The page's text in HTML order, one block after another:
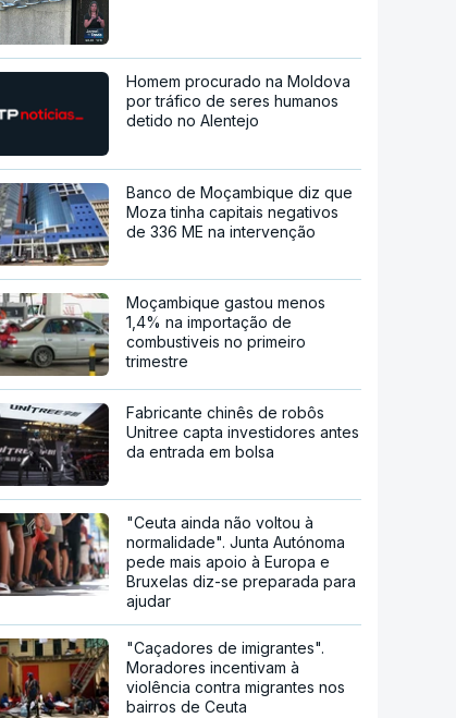
Homem procurado na Moldova
por tráfico de seres humanos
detido no Alentejo
Banco de Moçambique diz que
Moza tinha capitais negativos
de 336 ME na intervenção
Moçambique gastou menos
1,4% na importação de
combustiveis no primeiro
trimestre
Fabricante chinês de robôs
Unitree capta investidores antes
da entrada em bolsa
"Ceuta ainda não voltou à
normalidade". Junta Autónoma
pede mais apoio à Europa e
Bruxelas diz-se preparada para
ajudar
"Caçadores de imigrantes".
Moradores incentivam à
violência contra migrantes nos
bairros de Ceuta